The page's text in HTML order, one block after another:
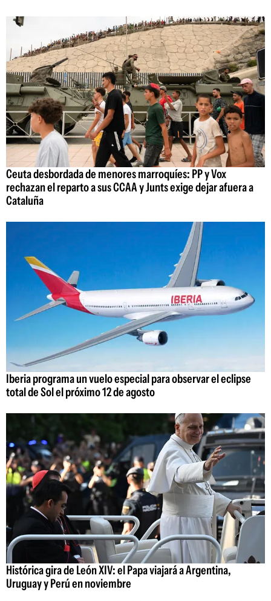
Ceuta desbordada de menores marroquíes: PP y Vox
rechazan el reparto a sus CCAA y Junts exige dejar afuera a
Cataluña
Iberia programa un vuelo especial para observar el eclipse
total de Sol el próximo 12 de agosto
Histórica gira de León XIV: el Papa viajará a Argentina,
Uruguay y Perú en noviembre